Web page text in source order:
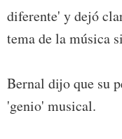
diferente' y dejó
tema de la música
Bernal dijo que su
'genio' musical.